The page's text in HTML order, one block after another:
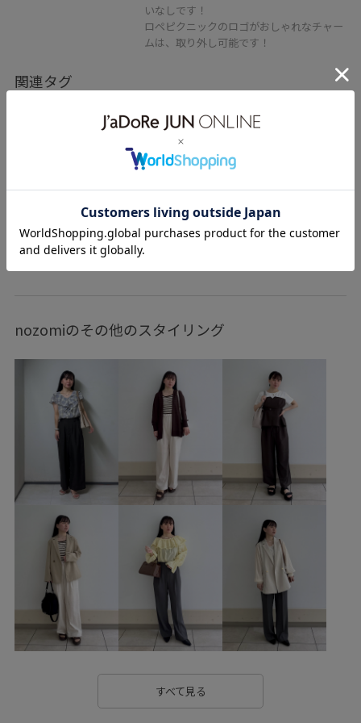
いなしです！
ロペピクニックのロゴがおしゃれなチャー
ムは、取り外し可能です！
関連タグ
春コーデ 初秋コーデ 秋コーデ
冬コーデ お仕事コーデ
セレモニーコーデ 授業参観日コーデ 入学式コーデ
デートコーデ
お出かけコーデ 旅行コーデ
韓国ファッション ヴィンテージ モード
きれいめコーデ ROPÉ PICNIC イエベ秋
低身長 トップス ニット/セーター
スカート GDC55070
GDM16010 GIX65170 25AW15 25AW20
25AWRPbagshoes 25AWRPwintergoods_all
25awRP_decpickup 25PICxmasgift Iラインシルエット
ROPÉPICNIC_TIMESALE RP25awbottoms
RP25AWsale値下げ RP25AWunder4200 RP25AW_Iline
RP25AW_restock RP25aw買い足しボトム
きれいめ
きれいめカジュアル アクセサリー ウォーム感
nozomiのその他のスタイリング
すべて見る